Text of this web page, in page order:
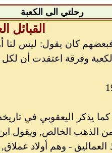
رحلتي الى الكعبة
القبائل
كان يقول: ليس لنا
وفرقة اعتقدت أن
يذكر اليعقوبي في
من الذهب الخالص,
- وهم أولاد